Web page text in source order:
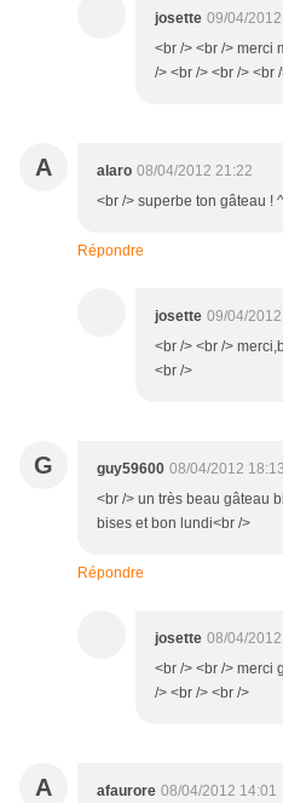
josette 09/04/
<br /> <br /> merci
/> <br /> <br /> <br
A alaro 08/04/2012 21:22
<br /> superbe ton gâteau !
Répondre
josette 09/04/
<br /> <br />
<br />
G guy59600 08/04/2012 18:13
<br /> un très beau gâteau
bises et bon lundi<br />
Répondre
josette 08/04/
<br /> <br /> merci
/> <br /> <br />
A afaurore 08/04/2012 14:01